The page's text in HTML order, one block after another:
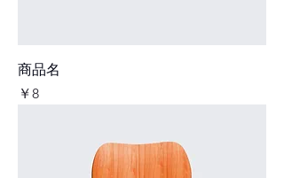
商品名
価格
￥8